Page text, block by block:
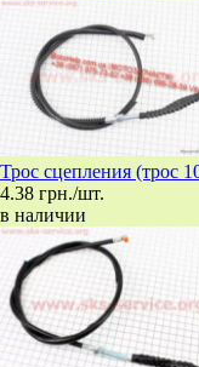
Трос сцепления (трос
4.38 грн./шт.
в наличии